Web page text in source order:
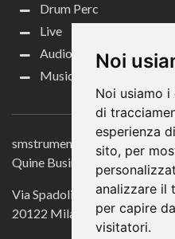
Noi
Noi usiamo
di
esperienza
sito, per
analizzare il
per capire
visitatori.
Drum Perc
Live
Audio per video
Music Life
smstrumentimusicali.it
Quine Business Publisher
Via Spadolini 7
20122 Milano